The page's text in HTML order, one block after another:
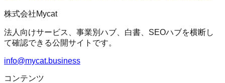
株式会社Mycat
法人向けサービス、事業別ハブ、白書、SEOハブを横断し
て確認できる公開サイトです。
info@mycat.business
コンテンツ